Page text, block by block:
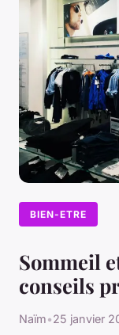
BIEN-ETRE
Sommeil
conseils
Naïm•25 janvier